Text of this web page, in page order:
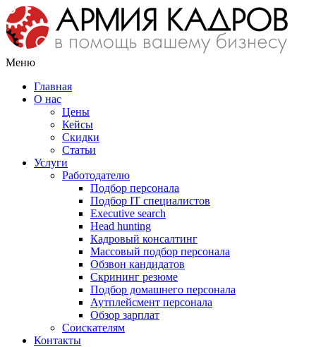
Меню
Главная
О нас
Цены
Кейсы
Скидки
Статьи
Услуги
Работодателю
Подбор персонала
Подбор IT специалистов
Еxecutive search
Head hunting
Кадровый консалтинг
Массовый подбор персонала
Обзвон кандидатов
Скрининг резюме
Подбор домашнего персонала
Аутплейсмент персонала
Обзор зарплат
Соискателям
Контакты